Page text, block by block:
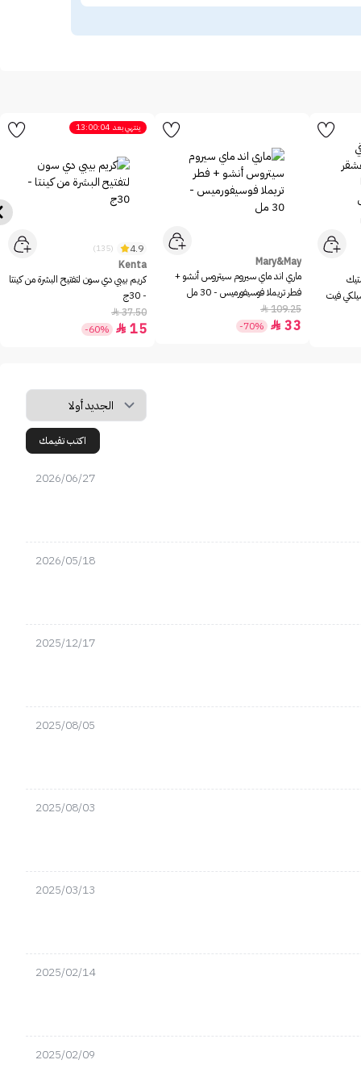
فيت
Mary&May
ماري اند ماي سيروم سيتروس أنشو +
فطر تريملا فوسيفورميس - 30 مل
109.25

33

-70%
ينتهي بعد 13:00:04
4.9
(135)
Kenta
كريم بيبي دي سون لتفتيح البشرة من كينتا
- 30ج
37.50

15

-60%
اكتب تقيمك
2026/06/27
2026/05/18
2025/12/17
2025/08/05
2025/08/03
2025/03/13
2025/02/14
2025/02/09